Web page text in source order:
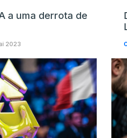
a uma derrota de
2023